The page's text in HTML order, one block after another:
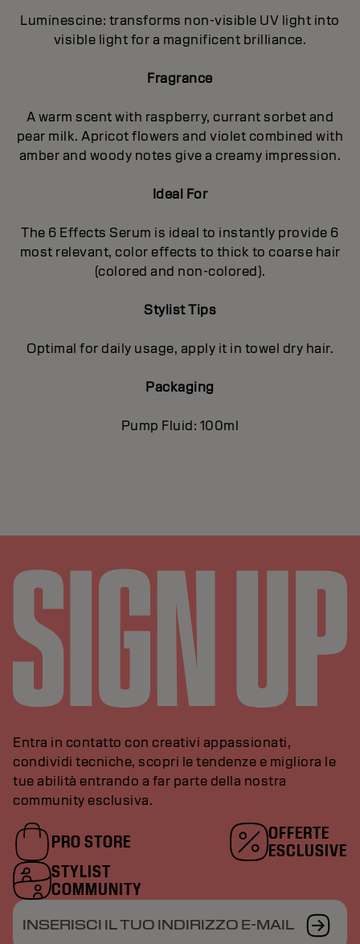
Luminescine: transforms non-visible UV light into
visible light for a magnificent brilIiance.
Fragrance
A warm scent with raspberry, currant sorbet and
pear milk. Apricot flowers and violet combined with
amber and woody notes give a creamy impression.
Ideal For
The 6 Effects Serum is ideal to instantly provide 6
most relevant, color effects to thick to coarse hair
(colored and non-colored).
Stylist Tips
Optimal for daily usage, apply it in towel dry hair.
Packaging
Pump Fluid: 100ml
Entra in contatto con creativi appassionati,
condividi tecniche, scopri le tendenze e migliora le
tue abilità entrando a far parte della nostra
community esclusiva.
PRO STORE
OFFERTE
ESCLUSIVE
STYLIST
COMMUNITY
INSERISCI IL TUO INDIRIZZO E-MAIL